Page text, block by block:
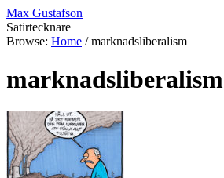
Max Gustafson
Satirtecknare
Browse: Home / marknadsliberalism
marknadsliberalism